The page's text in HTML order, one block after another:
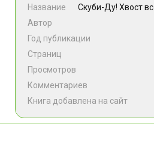
Название
Автор
Год публикации
Страниц
Просмотров
Комментариев
Книга добавлена на сайт